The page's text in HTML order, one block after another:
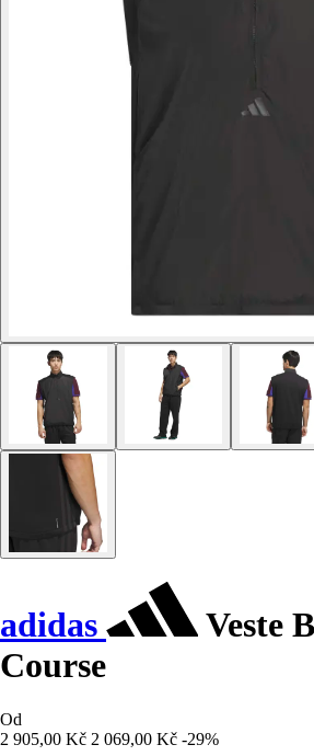
adidas
Veste
Course
Od
2 905,00 Kč 2 069,00 Kč -29%